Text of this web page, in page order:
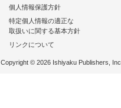
個人情報保護方針
特定個人情報の適正な
取扱いに関する基本方針
リンクについて
Copyright © 2026 Ishiyaku Publishers, Inc.